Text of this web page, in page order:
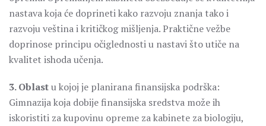
nastava koja će doprineti kako razvoju znanja tako i
razvoju veština i kritičkog mišljenja. Praktične vežbe
doprinose principu očiglednosti u nastavi što utiče na
kvalitet ishoda učenja.
3. Oblastu kojoj je planirana finansijska podrška:
Gimnazija koja dobije finansijska sredstva može ih
iskoristiti za kupovinu opreme za kabinete za biologiju,